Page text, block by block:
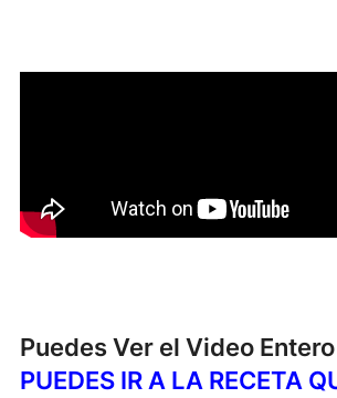
Puedes Ver el Video
PUEDES IR A LA RECETA